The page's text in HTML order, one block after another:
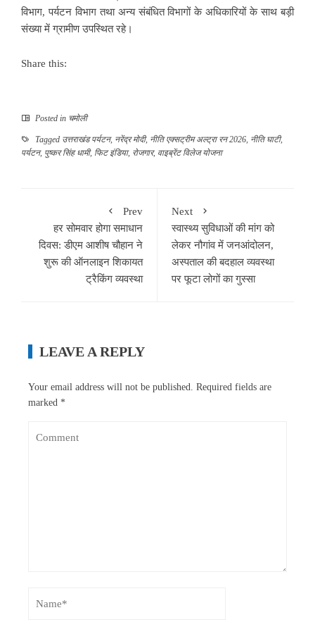
विभाग, पर्यटन विभाग तथा अन्य संबंधित विभागों के अधिकारियों के साथ बड़ी
संख्या में ग्रामीण उपस्थित रहे।
Share this:
Posted in चमोली
Tagged उत्तराखंड पर्यटन, नरेंद्र मोदी, नीति एक्सट्रीम अल्ट्रा रन 2026, नीति घाटी,
पर्यटन, पुष्कर सिंह धामी, फिट इंडिया, रोजगार, वाइब्रेंट विलेज योजना
Prev
हर सोमवार होगा समाधान
दिवस: डीएम आशीष चौहान ने
शुरू की ऑनलाइन शिकायत
ट्रैकिंग व्यवस्था
Next
स्वास्थ्य सुविधाओं की मांग को
लेकर नौगांव में जनआंदोलन,
अस्पताल की बदहाल व्यवस्था
पर फूटा लोगों का गुस्सा
LEAVE A REPLY
Your email address will not be published. Required fields are
marked *